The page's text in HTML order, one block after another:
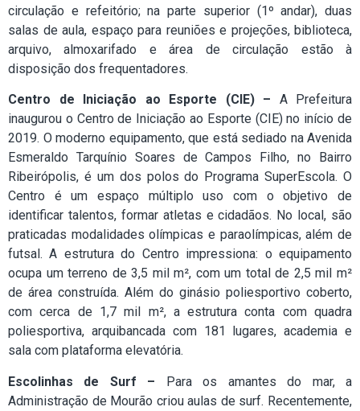
circulação e refeitório; na parte superior (1º andar), duas
salas de aula, espaço para reuniões e projeções, biblioteca,
arquivo, almoxarifado e área de circulação estão à
disposição dos frequentadores.
Centro de Iniciação ao Esporte (CIE) – A Prefeitura
inaugurou o Centro de Iniciação ao Esporte (CIE) no início de
2019. O moderno equipamento, que está sediado na Avenida
Esmeraldo Tarquínio Soares de Campos Filho, no Bairro
Ribeirópolis, é um dos polos do Programa SuperEscola. O
Centro é um espaço múltiplo uso com o objetivo de
identificar talentos, formar atletas e cidadãos. No local, são
praticadas modalidades olímpicas e paraolímpicas, além de
futsal. A estrutura do Centro impressiona: o equipamento
ocupa um terreno de 3,5 mil m², com um total de 2,5 mil m²
de área construída. Além do ginásio poliesportivo coberto,
com cerca de 1,7 mil m², a estrutura conta com quadra
poliesportiva, arquibancada com 181 lugares, academia e
sala com plataforma elevatória.
Escolinhas de Surf – Para os amantes do mar, a
Administração de Mourão criou aulas de surf. Recentemente,